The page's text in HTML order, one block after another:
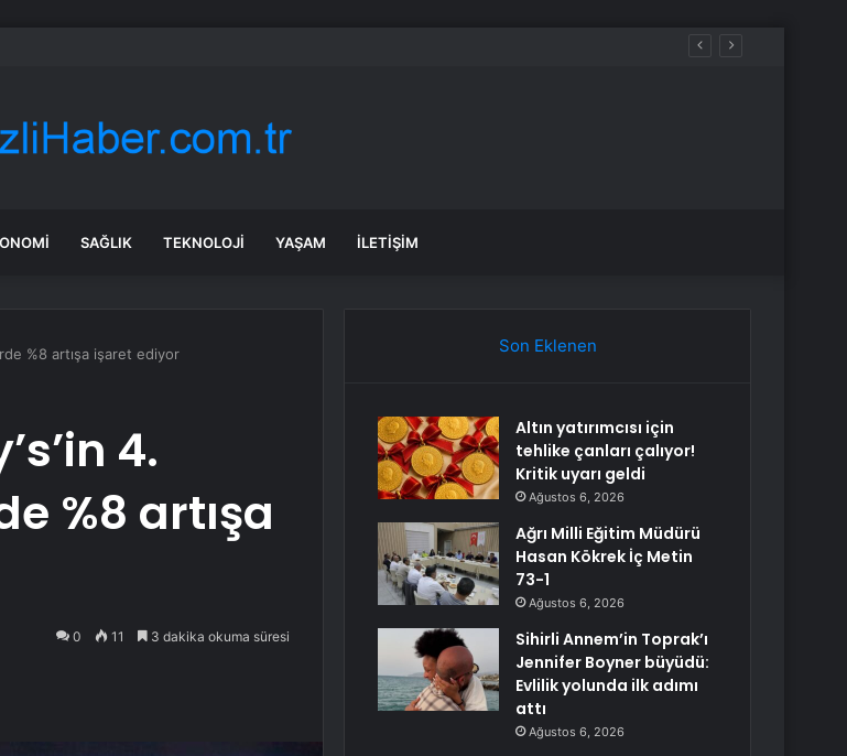
Kökrek İç Metin 73-1
SAĞLIK TEKNOLOJI YAŞAM İLETIŞIM
%8 artışa işaret ediyor
4.
%8 artışa
0 11 3 dakika okuma süresi
Son Eklenen
Altın yatırımcısı için
tehlike çanları çalıyor!
Kritik uyarı geldi
Ağustos 6, 2026
Ağrı Milli Eğitim Müdürü
Hasan Kökrek İç Metin
73-1
Ağustos 6, 2026
Sihirli Annem’in Toprak’ı
Jennifer Boyner büyüdü:
Evlilik yolunda ilk adımı
attı
Ağustos 6, 2026